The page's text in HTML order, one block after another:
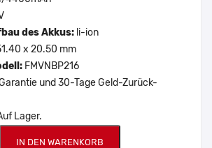
des Akkus: li-ion
x 20.50 mm
FMVNBP216
und 30-Tage Geld-Zurück-
Lager.
IN DEN WARENKORB